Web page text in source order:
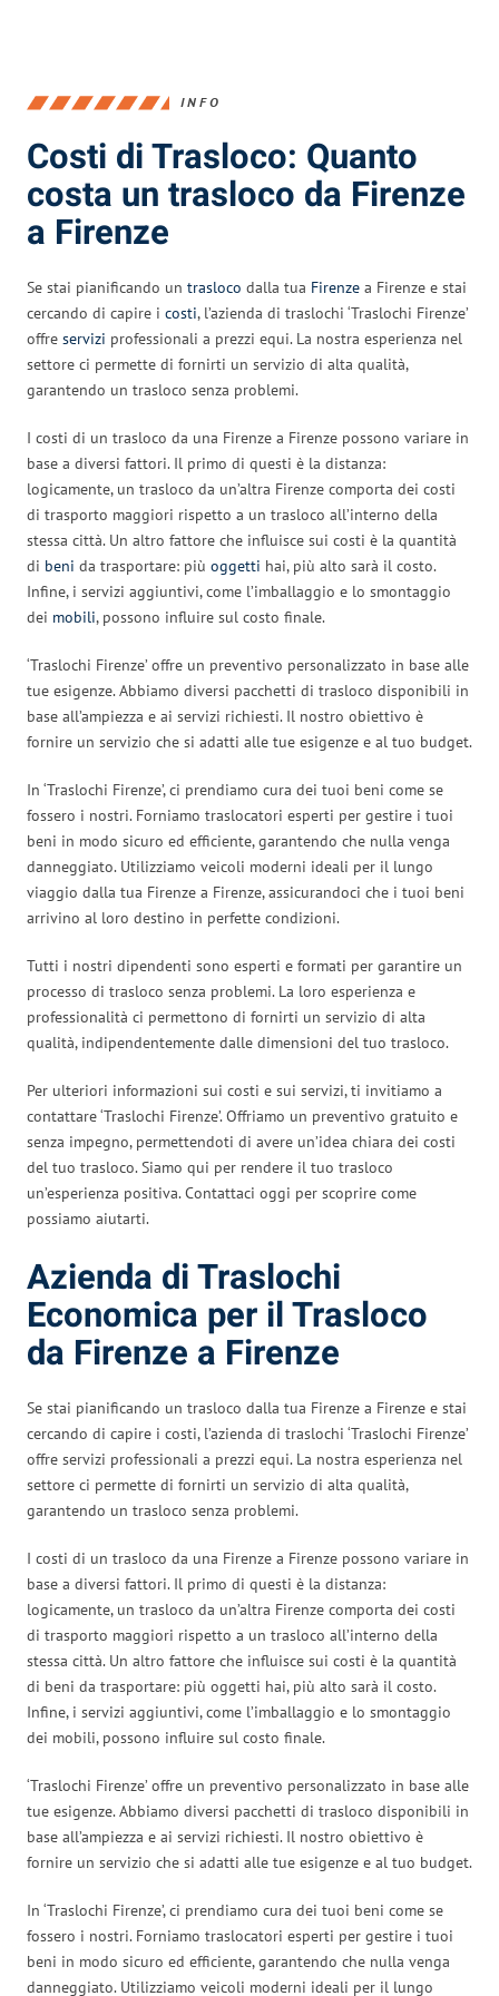
INFO
Costi di Trasloco: Quanto
costa un trasloco da Firenze
a Firenze
Se stai pianificando un trasloco dalla tua Firenze a Firenze e stai
cercando di capire i costi, l’azienda di traslochi ‘Traslochi Firenze’
offre servizi professionali a prezzi equi. La nostra esperienza nel
settore ci permette di fornirti un servizio di alta qualità,
garantendo un trasloco senza problemi.
I costi di un trasloco da una Firenze a Firenze possono variare in
base a diversi fattori. Il primo di questi è la distanza:
logicamente, un trasloco da un’altra Firenze comporta dei costi
di trasporto maggiori rispetto a un trasloco all’interno della
stessa città. Un altro fattore che influisce sui costi è la quantità
di beni da trasportare: più oggetti hai, più alto sarà il costo.
Infine, i servizi aggiuntivi, come l’imballaggio e lo smontaggio
dei mobili, possono influire sul costo finale.
‘Traslochi Firenze’ offre un preventivo personalizzato in base alle
tue esigenze. Abbiamo diversi pacchetti di trasloco disponibili in
base all’ampiezza e ai servizi richiesti. Il nostro obiettivo è
fornire un servizio che si adatti alle tue esigenze e al tuo budget.
In ‘Traslochi Firenze’, ci prendiamo cura dei tuoi beni come se
fossero i nostri. Forniamo traslocatori esperti per gestire i tuoi
beni in modo sicuro ed efficiente, garantendo che nulla venga
danneggiato. Utilizziamo veicoli moderni ideali per il lungo
viaggio dalla tua Firenze a Firenze, assicurandoci che i tuoi beni
arrivino al loro destino in perfette condizioni.
Tutti i nostri dipendenti sono esperti e formati per garantire un
processo di trasloco senza problemi. La loro esperienza e
professionalità ci permettono di fornirti un servizio di alta
qualità, indipendentemente dalle dimensioni del tuo trasloco.
Per ulteriori informazioni sui costi e sui servizi, ti invitiamo a
contattare ‘Traslochi Firenze’. Offriamo un preventivo gratuito e
senza impegno, permettendoti di avere un’idea chiara dei costi
del tuo trasloco. Siamo qui per rendere il tuo trasloco
un’esperienza positiva. Contattaci oggi per scoprire come
possiamo aiutarti.
Azienda di Traslochi
Economica per il Trasloco
da Firenze a Firenze
Se stai pianificando un trasloco dalla tua Firenze a Firenze e stai
cercando di capire i costi, l’azienda di traslochi ‘Traslochi Firenze’
offre servizi professionali a prezzi equi. La nostra esperienza nel
settore ci permette di fornirti un servizio di alta qualità,
garantendo un trasloco senza problemi.
I costi di un trasloco da una Firenze a Firenze possono variare in
base a diversi fattori. Il primo di questi è la distanza:
logicamente, un trasloco da un’altra Firenze comporta dei costi
di trasporto maggiori rispetto a un trasloco all’interno della
stessa città. Un altro fattore che influisce sui costi è la quantità
di beni da trasportare: più oggetti hai, più alto sarà il costo.
Infine, i servizi aggiuntivi, come l’imballaggio e lo smontaggio
dei mobili, possono influire sul costo finale.
‘Traslochi Firenze’ offre un preventivo personalizzato in base alle
tue esigenze. Abbiamo diversi pacchetti di trasloco disponibili in
base all’ampiezza e ai servizi richiesti. Il nostro obiettivo è
fornire un servizio che si adatti alle tue esigenze e al tuo budget.
In ‘Traslochi Firenze’, ci prendiamo cura dei tuoi beni come se
fossero i nostri. Forniamo traslocatori esperti per gestire i tuoi
beni in modo sicuro ed efficiente, garantendo che nulla venga
danneggiato. Utilizziamo veicoli moderni ideali per il lungo